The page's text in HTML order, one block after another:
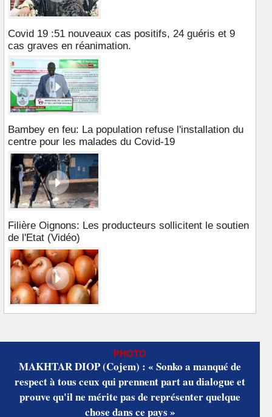
Covid 19 :51 nouveaux cas positifs, 24 guéris et 9
cas graves en réanimation.
Bambey en feu: La population refuse l'installation du
centre pour les malades du Covid-19
Filière Oignons: Les producteurs sollicitent le soutien
de l'Etat (Vidéo)
PHOTO
MAKHTAR DIOP (Cojem) : « Sonko a manqué de
respect à tous ceux qui prennent part au dialogue et
prouve qu'il ne mérite pas de représenter quelque
chose dans ce pays »